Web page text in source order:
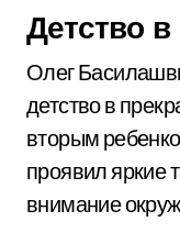
Детство в
Олег
детство в
вторым
проявил яркие
внимание